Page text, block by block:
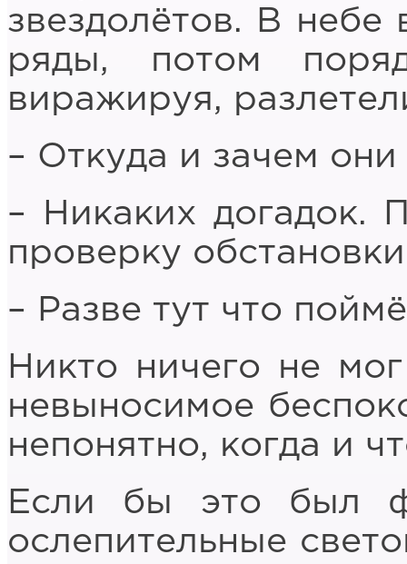
звездолётов. В небе
ряды, потом
виражируя,
– Откуда и зачем
– Никаких догадок.
проверку
– Разве тут что
Никто ничего не
невыносимое
непонятно, когда и
Если бы это был
ослепительные